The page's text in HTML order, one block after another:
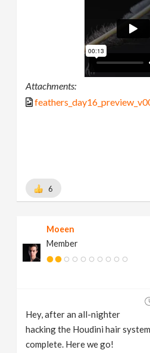
Attachments:
6
Moeen
Member
Hey, after an all-nighter
hacking the Houdini hair
complete. Here we go!